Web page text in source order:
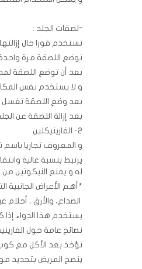
-لصقات الجلد :
تستخدم فورا حال
توضع اللصقة مرة
بعد أن توضع اللصقة لمدة 24 ساعة ، تزال و توضع واحدة أخرى في مكان أخر من
و لا يستخدم نفس
بعد وضع اللصقة تغسل
بعد إزالة اللصقة عن
2- الفارينيكلين
و المعروف تجاريا
يرتبط بنسبة عالية
له و يمنع النيكوتين
*أهم الأعراض الجانبية
الصداع، والأرق ،
يستخدم هذا الدواء إذا
نصائح عامة حول
تؤخذ بعد الأكل مع
ينصح المريض بتحديد